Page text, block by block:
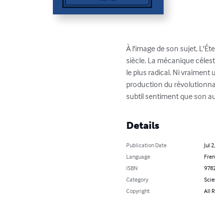
À l'image de son sujet,
siècle. La mécanique
le plus radical. Ni
production du
subtil sentiment que son
Details
Publication Date
Jul
Language
ISBN
Category
Copyright
All